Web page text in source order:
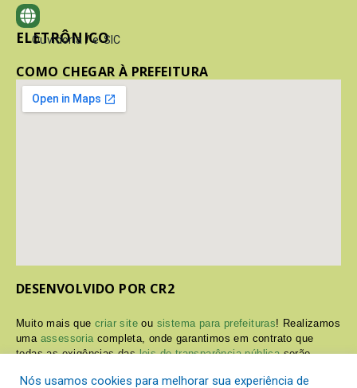
ELETRÔNICO
Ouvidoria / e-SIC
COMO CHEGAR À PREFEITURA
DESENVOLVIDO POR CR2
Muito mais quecriar site ou sistema para prefeituras! Realizamos
uma assessoria completa, onde garantimos em contrato que
todas as exigências dasleis de transparência públicaserão
Nós usamos cookies para melhorar sua experiência de